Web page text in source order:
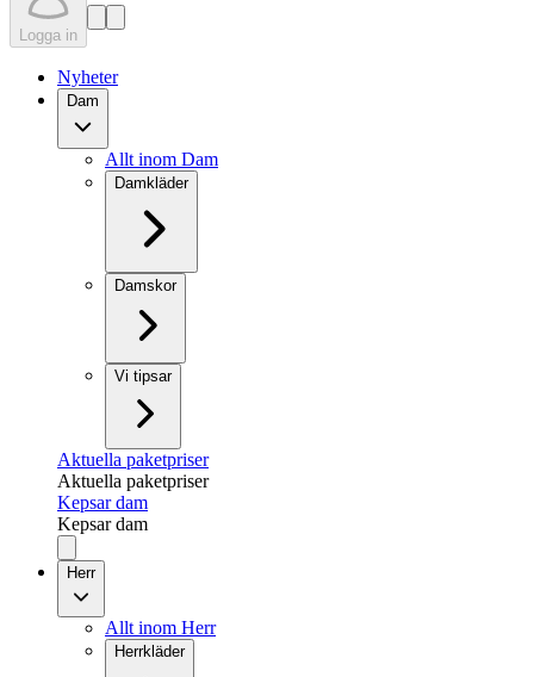
Logga in
Nyheter
Dam
Allt inom Dam
Damkläder
Damskor
Vi tipsar
Aktuella paketpriser
Aktuella paketpriser
Kepsar dam
Kepsar dam
Herr
Allt inom Herr
Herrkläder